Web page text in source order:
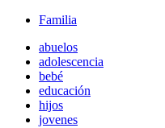
Familia
abuelos
adolescencia
bebé
educación
hijos
jovenes